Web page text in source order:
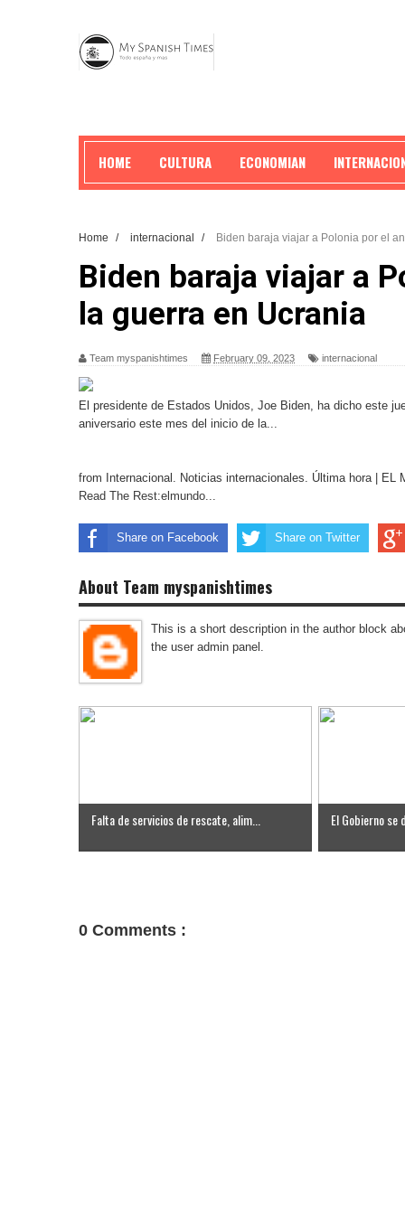
HOME CULTURA ECONOMIAN
Home / internacional / Biden baraja viajar a Polonia por el
Biden baraja viajar a
la guerra en Ucrania
Team myspanishtimes February 09, 2023 internacional
El presidente de Estados Unidos, Joe Biden, ha dicho este
aniversario este mes del inicio de la...
from Internacional. Noticias internacionales. Última hora | EL
Read The Rest:elmundo...
Share on Facebook Share on Twitter
About Team myspanishtimes
This is a short description in the author block
the user admin panel.
Falta de servicios de rescate, alim... El Gobierno se
0 Comments :